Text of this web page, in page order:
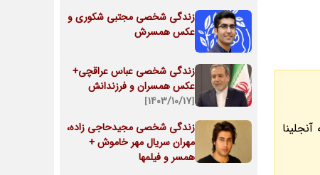
زندگی شخصی مجتبی شکوری و
عکس همسرش
زندگی شخصی عباس عراقچی+
عکس همسران و فرزندانش
[۱۴۰۳/۱۰/۱۷]
زندگی شخصی مجیدحاجی زاده،
مهران سریال مهر خاموش +
همسر و فیلمها